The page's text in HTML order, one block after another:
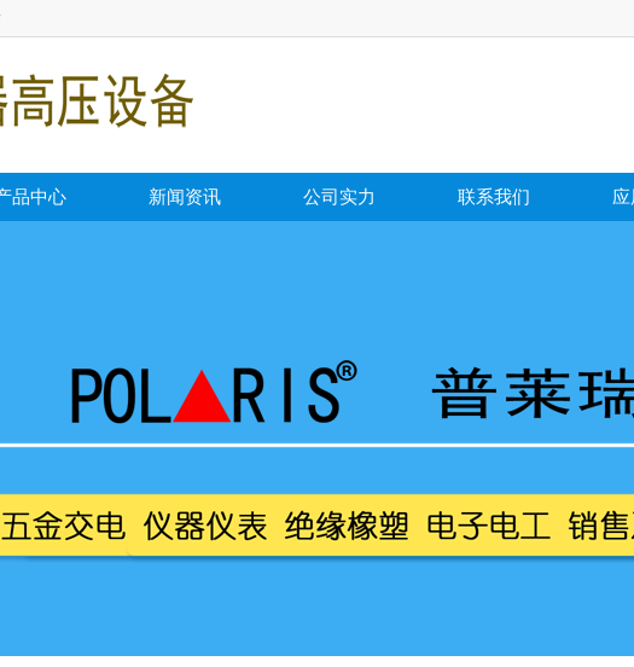
品中心 新闻资讯 公司实力 联系我们